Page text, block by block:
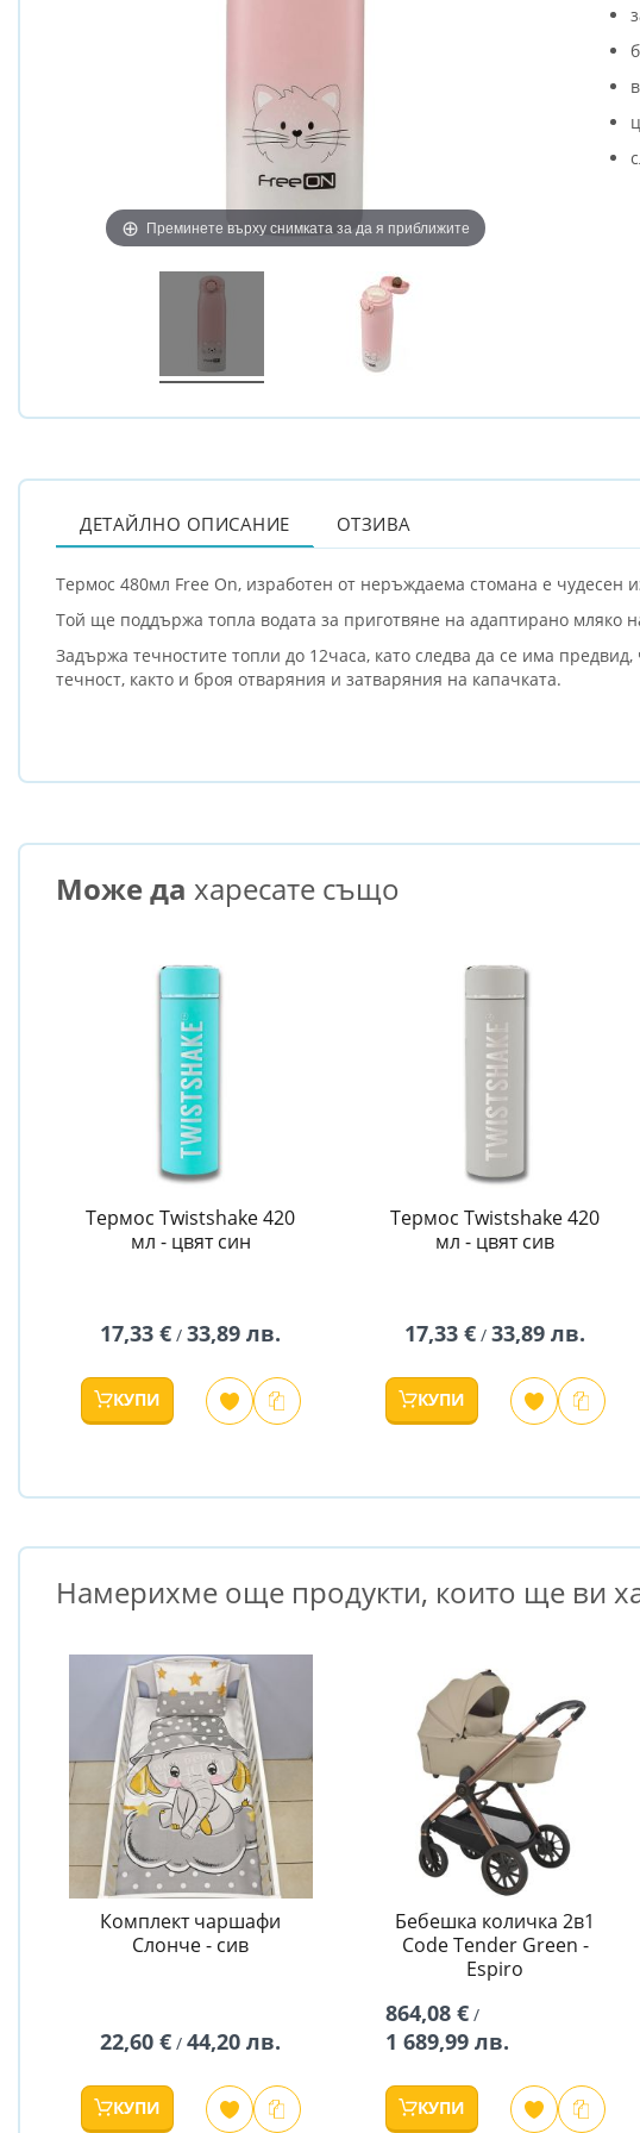
Преминете върху снимката за да я приближите
ДЕТАЙЛНО ОПИСАНИЕ
Термос 480мл Free On, изработен от неръждаема стомана е
Той ще поддържа топла водата за приготвяне на адаптирано мляко
Задържа течностите топли до 12часа, като следва да се има
течност, както и броя отваряния и затваряния на капачката.
ОТЗИВА
Може да харесате също
Термос Twistshake 420
мл - цвят син
17,33 € / 33,89 лв.
КУПИ
Термос Twistshake 420
мл - цвят сив
17,33 € / 33,89 лв.
КУПИ
Намерихме още продукти, които ще ви
Комплект чаршафи
Слонче - сив
22,60 € / 44,20 лв.
КУПИ
Бебешка количка 2в1
Code Tender Green -
Espiro
864,08 €/
1 689,99 лв.
КУПИ